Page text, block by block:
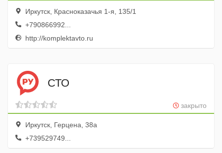
Иркутск, Красноказачья 1-я, 135/1
+790866992...
http://komplektavto.ru
СТО
закрыто
Иркутск, Герцена, 38а
+739529749...